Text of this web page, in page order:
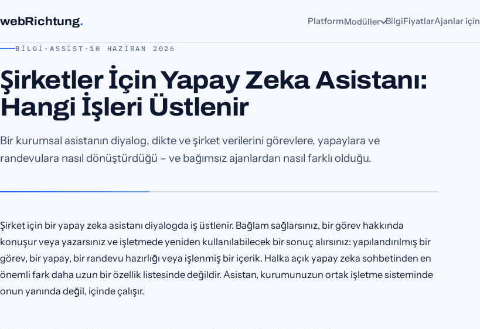
webRichtung. PlatformModüller BilgiFiyatlarAjanlar için
BILGI · ASSIST ·10 HAZIRAN 2026
Şirketler İçin Yapay Zeka Asistanı:
Hangi İşleri Üstlenir
Bir kurumsal asistanın diyalog, dikte ve şirket verilerini görevlere, yapaylara ve
randevulara nasıl dönüştürdüğü – ve bağımsız ajanlardan nasıl farklı olduğu.
Şirket için bir yapay zeka asistanı diyalogda iş üstlenir. Bağlam sağlarsınız, bir görev hakkında
konuşur veya yazarsınız ve işletmede yeniden kullanılabilecek bir sonuç alırsınız: yapılandırılmış bir
görev, bir yapay, bir randevu hazırlığı veya işlenmiş bir içerik. Halka açık yapay zeka sohbetinden en
önemli fark daha uzun bir özellik listesinde değildir. Asistan, kurumunuzun ortak işletme sisteminde
onun yanında değil, içinde çalışır.